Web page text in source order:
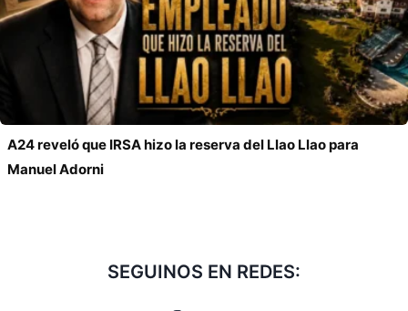
A24 reveló que IRSA hizo la reserva del Llao Llao para
Manuel Adorni
SEGUINOS EN REDES: